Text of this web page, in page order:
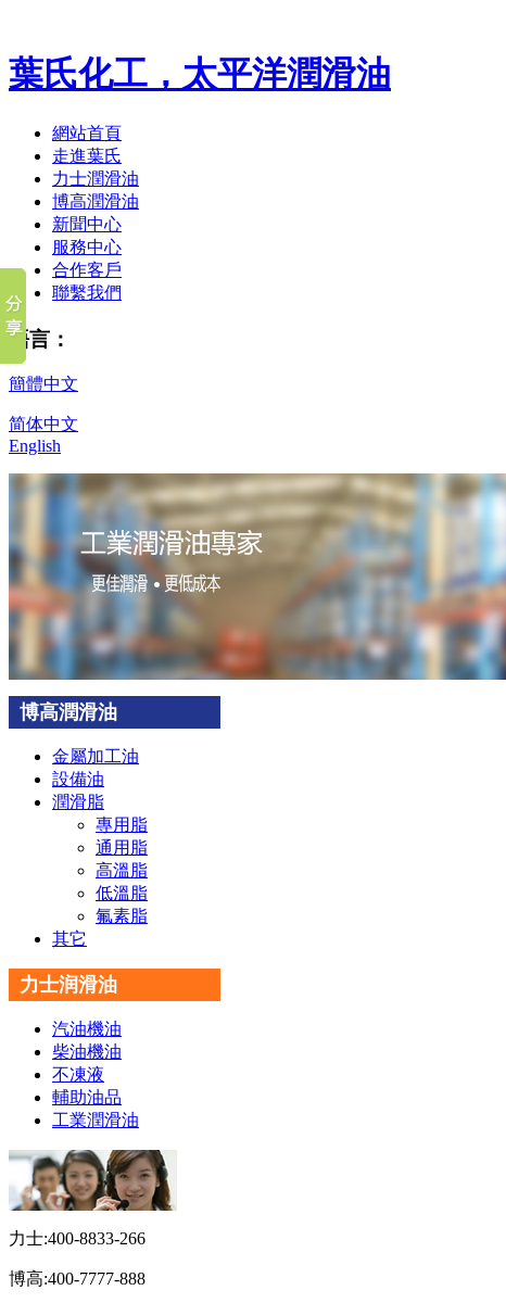
葉氏化工，太平洋潤滑油
網站首頁
走進葉氏
力士潤滑油
博高潤滑油
新聞中心
服務中心
合作客戶
聯繫我們
語言：
簡體中文
简体中文
English
博高潤滑油
金屬加工油
設備油
潤滑脂
專用脂
通用脂
高溫脂
低溫脂
氟素脂
其它
力士润滑油
汽油機油
柴油機油
不凍液
輔助油品
工業潤滑油
力士:400-8833-266
博高:400-7777-888